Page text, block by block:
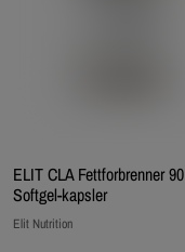
ELIT CLA Fettforbrenner 90
Softgel-kapsler
Elit Nutrition